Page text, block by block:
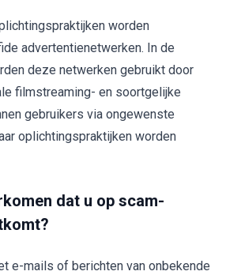
worden
advertentienetwerken. In de
deze netwerken gebruikt door
filmstreaming- en soortgelijke
gebruikers via ongewenste
oplichtingspraktijken worden
dat u op scam-
e-mails of berichten van onbekende